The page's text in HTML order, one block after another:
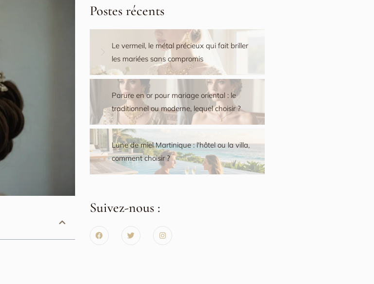
Postes récents
Le vermeil, le métal précieux qui fait briller
les mariées sans compromis
Parure en or pour mariage oriental : le
traditionnel ou moderne, lequel choisir ?
Lune de miel Martinique : l'hôtel ou la villa,
comment choisir ?
Suivez-nous :